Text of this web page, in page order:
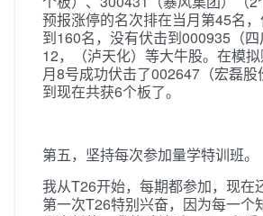
预报涨停的名次排在当月第45名
到160名，没有伏击到000935（
12，（泸天化）等大牛股。在模
月8号成功伏击了002647（宏磊股
到现在共获6个板了。
第五，坚持每次参加量学特训班。
我从T26开始，每期都参加，现在
第一次T26特别兴奋，因为每一个